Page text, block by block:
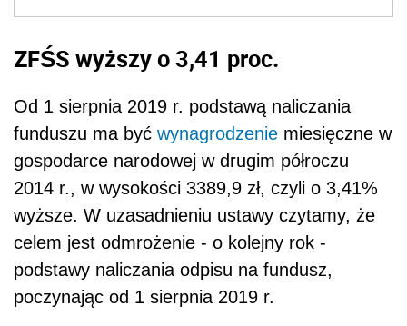
ZFŚS wyższy o 3,41 proc.
Od 1 sierpnia 2019 r. podstawą naliczania
funduszu ma być wynagrodzenie miesięczne w
gospodarce narodowej w drugim półroczu
2014 r., w wysokości 3389,9 zł, czyli o 3,41%
wyższe. W uzasadnieniu ustawy czytamy, że
celem jest odmrożenie - o kolejny rok -
podstawy naliczania odpisu na fundusz,
poczynając od 1 sierpnia 2019 r.